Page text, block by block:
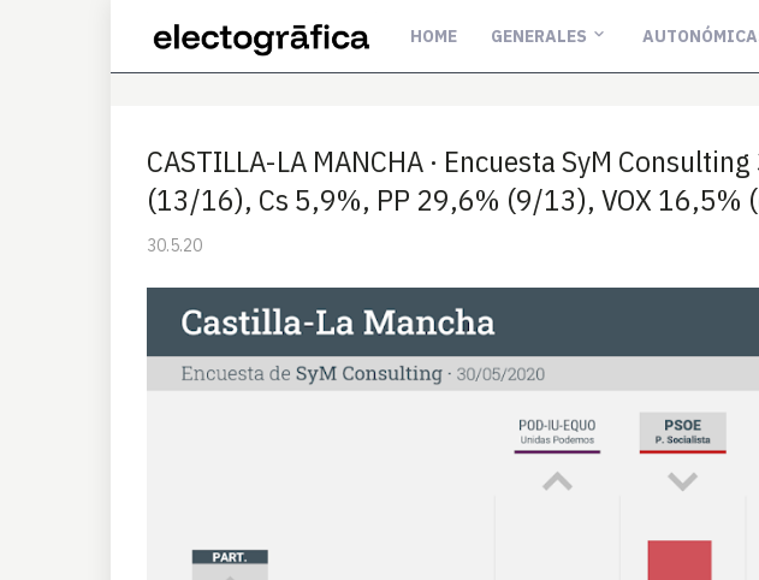
HOME GENERALES
CASTILLA-LA MANCHA · Encuesta SyM
(13/16), Cs 5,9%, PP 29,6% (9/13), VOX 16,5%
30.5.20